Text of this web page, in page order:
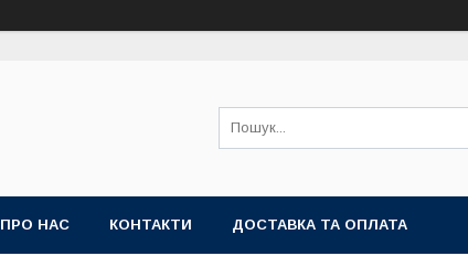
ПРО НАС КОНТАКТИ ДОСТАВКА ТА ОПЛАТА